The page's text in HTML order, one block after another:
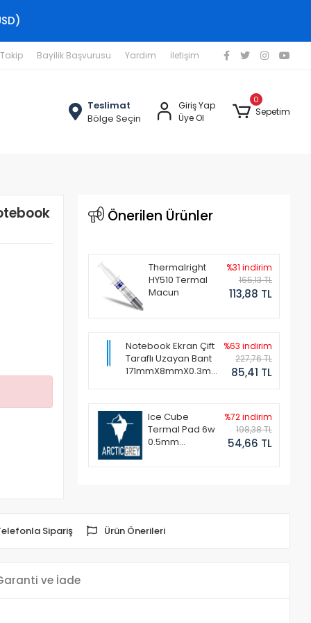
Bayilik Başvurusu Yardım İletişim
Teslimat
Bölge Seçin
Giriş Yap
Üye Ol
0
Sepetim
Önerilen Ürünler
Thermalright
HY510 Termal
Macun
%31 indirim
165,13 TL
113,88 TL
Notebook Ekran Çift
Taraflı Uzayan Bant
171mmX8mmX0.3mm
%63 indirim
227,76 TL
85,41 TL
Ice Cube
Termal Pad 6w
0.5mm
%72 indirim
198,38 TL
54,66 TL
Sipariş Ürün Önerileri
ve İade